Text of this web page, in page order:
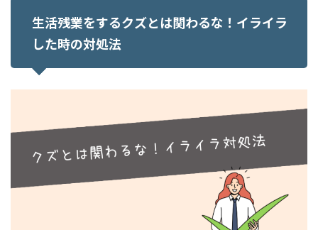
生活残業をするクズとは関わるな！イライラ
した時の対処法